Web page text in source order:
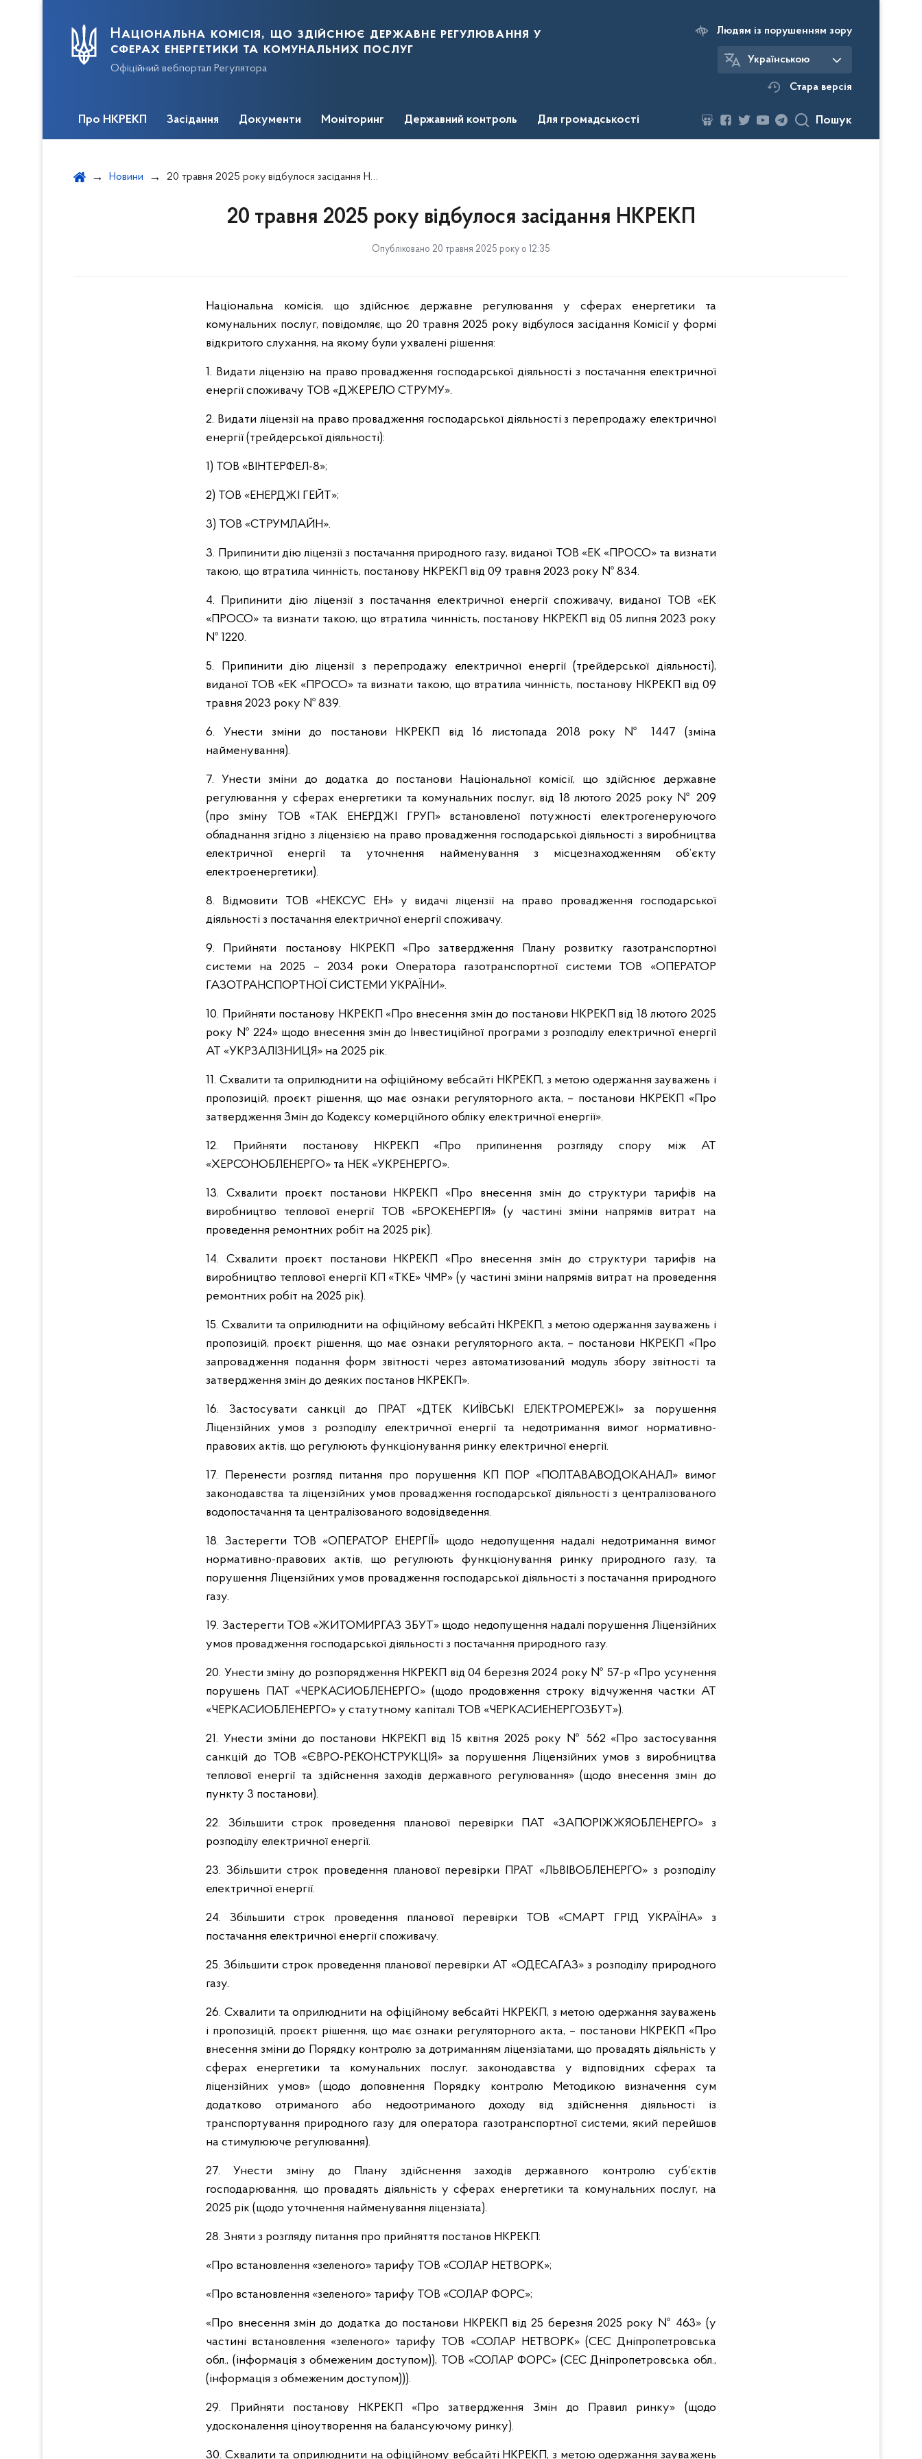
Національна комісія, що здійснює державне регулювання у
сферах енергетики та комунальних послуг
Офіційний вебпортал Регулятора
Людям із порушенням зору
Українською
Стара версія
Про НКРЕКП Засідання Документи Моніторинг Державний контроль Для громадськості Пошук
Новини 20 травня 2025 року відбулося засідання НКРЕКП
20 травня 2025 року відбулося засідання НКРЕКП
Опубліковано 20 травня 2025 року о 12:35
Національна комісія, що здійснює державне регулювання у сферах енергетики та
комунальних послуг, повідомляє, що 20 травня 2025 року відбулося засідання Комісії у формі
відкритого слухання, на якому були ухвалені рішення:
1. Видати ліцензію на право провадження господарської діяльності з постачання електричної
енергії споживачу ТОВ «ДЖЕРЕЛО СТРУМУ».
2. Видати ліцензії на право провадження господарської діяльності з перепродажу електричної
енергії (трейдерської діяльності):
1) ТОВ «ВІНТЕРФЕЛ-8»;
2) ТОВ «ЕНЕРДЖІ ГЕЙТ»;
3) ТОВ «СТРУМЛАЙН».
3. Припинити дію ліцензії з постачання природного газу, виданої ТОВ «ЕК «ПРОСО» та визнати
такою, що втратила чинність, постанову НКРЕКП від 09 травня 2023 року № 834.
4. Припинити дію ліцензії з постачання електричної енергії споживачу, виданої ТОВ «ЕК
«ПРОСО» та визнати такою, що втратила чинність, постанову НКРЕКП від 05 липня 2023 року
№ 1220.
5. Припинити дію ліцензії з перепродажу електричної енергії (трейдерської діяльності),
виданої ТОВ «ЕК «ПРОСО» та визнати такою, що втратила чинність, постанову НКРЕКП від 09
травня 2023 року № 839.
6. Унести зміни до постанови НКРЕКП від 16 листопада 2018 року № 1447 (зміна
найменування).
7. Унести зміни до додатка до постанови Національної комісії, що здійснює державне
регулювання у сферах енергетики та комунальних послуг, від 18 лютого 2025 року № 209
(про зміну ТОВ «ТАК ЕНЕРДЖІ ГРУП» встановленої потужності електрогенеруючого
обладнання згідно з ліцензією на право провадження господарської діяльності з виробництва
електричної енергії та уточнення найменування з місцезнаходженням об’єкту
електроенергетики).
8. Відмовити ТОВ «НЕКСУС ЕН» у видачі ліцензії на право провадження господарської
діяльності з постачання електричної енергії споживачу.
9. Прийняти постанову НКРЕКП «Про затвердження Плану розвитку газотранспортної
системи на 2025 – 2034 роки Оператора газотранспортної системи ТОВ «ОПЕРАТОР
ГАЗОТРАНСПОРТНОЇ СИСТЕМИ УКРАЇНИ».
10. Прийняти постанову НКРЕКП «Про внесення змін до постанови НКРЕКП від 18 лютого 2025
року № 224» щодо внесення змін до Інвестиційної програми з розподілу електричної енергії
АТ «УКРЗАЛІЗНИЦЯ» на 2025 рік.
11. Схвалити та оприлюднити на офіційному вебсайті НКРЕКП, з метою одержання зауважень і
пропозицій, проєкт рішення, що має ознаки регуляторного акта, – постанови НКРЕКП «Про
затвердження Змін до Кодексу комерційного обліку електричної енергії».
12. Прийняти постанову НКРЕКП «Про припинення розгляду спору між АТ
«ХЕРСОНОБЛЕНЕРГО» та НЕК «УКРЕНЕРГО».
13. Схвалити проєкт постанови НКРЕКП «Про внесення змін до структури тарифів на
виробництво теплової енергії ТОВ «БРОКЕНЕРГІЯ» (у частині зміни напрямів витрат на
проведення ремонтних робіт на 2025 рік).
14. Схвалити проєкт постанови НКРЕКП «Про внесення змін до структури тарифів на
виробництво теплової енергії КП «ТКЕ» ЧМР» (у частині зміни напрямів витрат на проведення
ремонтних робіт на 2025 рік).
15. Схвалити та оприлюднити на офіційному вебсайті НКРЕКП, з метою одержання зауважень і
пропозицій, проєкт рішення, що має ознаки регуляторного акта, – постанови НКРЕКП «Про
запровадження подання форм звітності через автоматизований модуль збору звітності та
затвердження змін до деяких постанов НКРЕКП».
16. Застосувати санкції до ПРАТ «ДТЕК КИЇВСЬКІ ЕЛЕКТРОМЕРЕЖІ» за порушення
Ліцензійних умов з розподілу електричної енергії та недотримання вимог нормативно-
правових актів, що регулюють функціонування ринку електричної енергії.
17. Перенести розгляд питання про порушення КП ПОР «ПОЛТАВАВОДОКАНАЛ» вимог
законодавства та ліцензійних умов провадження господарської діяльності з централізованого
водопостачання та централізованого водовідведення.
18. Застерегти ТОВ «ОПЕРАТОР ЕНЕРГІЇ» щодо недопущення надалі недотримання вимог
нормативно-правових актів, що регулюють функціонування ринку природного газу, та
порушення Ліцензійних умов провадження господарської діяльності з постачання природного
газу.
19. Застерегти ТОВ «ЖИТОМИРГАЗ ЗБУТ» щодо недопущення надалі порушення Ліцензійних
умов провадження господарської діяльності з постачання природного газу.
20. Унести зміну до розпорядження НКРЕКП від 04 березня 2024 року № 57-р «Про усунення
порушень ПАТ «ЧЕРКАСИОБЛЕНЕРГО» (щодо продовження строку відчуження частки АТ
«ЧЕРКАСИОБЛЕНЕРГО» у статутному капіталі ТОВ «ЧЕРКАСИЕНЕРГОЗБУТ»).
21. Унести зміни до постанови НКРЕКП від 15 квітня 2025 року № 562 «Про застосування
санкцій до ТОВ «ЄВРО-РЕКОНСТРУКЦІЯ» за порушення Ліцензійних умов з виробництва
теплової енергії та здійснення заходів державного регулювання» (щодо внесення змін до
пункту 3 постанови).
22. Збільшити строк проведення планової перевірки ПАТ «ЗАПОРІЖЖЯОБЛЕНЕРГО» з
розподілу електричної енергії.
23. Збільшити строк проведення планової перевірки ПРАТ «ЛЬВІВОБЛЕНЕРГО» з розподілу
електричної енергії.
24. Збільшити строк проведення планової перевірки ТОВ «СМАРТ ГРІД УКРАЇНА» з
постачання електричної енергії споживачу.
25. Збільшити строк проведення планової перевірки АТ «ОДЕСАГАЗ» з розподілу природного
газу.
26. Схвалити та оприлюднити на офіційному вебсайті НКРЕКП, з метою одержання зауважень
і пропозицій, проєкт рішення, що має ознаки регуляторного акта, – постанови НКРЕКП «Про
внесення зміни до Порядку контролю за дотриманням ліцензіатами, що провадять діяльність у
сферах енергетики та комунальних послуг, законодавства у відповідних сферах та
ліцензійних умов» (щодо доповнення Порядку контролю Методикою визначення сум
додатково отриманого або недоотриманого доходу від здійснення діяльності із
транспортування природного газу для оператора газотранспортної системи, який перейшов
на стимулююче регулювання).
27. Унести зміну до Плану здійснення заходів державного контролю суб’єктів
господарювання, що провадять діяльність у сферах енергетики та комунальних послуг, на
2025 рік (щодо уточнення найменування ліцензіата).
28. Зняти з розгляду питання про прийняття постанов НКРЕКП:
«Про встановлення «зеленого» тарифу ТОВ «СОЛАР НЕТВОРК»;
«Про встановлення «зеленого» тарифу ТОВ «СОЛАР ФОРС»;
«Про внесення змін до додатка до постанови НКРЕКП від 25 березня 2025 року № 463» (у
частині встановлення «зеленого» тарифу ТОВ «СОЛАР НЕТВОРК» (СЕС Дніпропетровська
обл., (інформація з обмеженим доступом)), ТОВ «СОЛАР ФОРС» (СЕС Дніпропетровська обл.,
(інформація з обмеженим доступом))).
29. Прийняти постанову НКРЕКП «Про затвердження Змін до Правил ринку» (щодо
удосконалення ціноутворення на балансуючому ринку).
30. Схвалити та оприлюднити на офіційному вебсайті НКРЕКП, з метою одержання зауважень